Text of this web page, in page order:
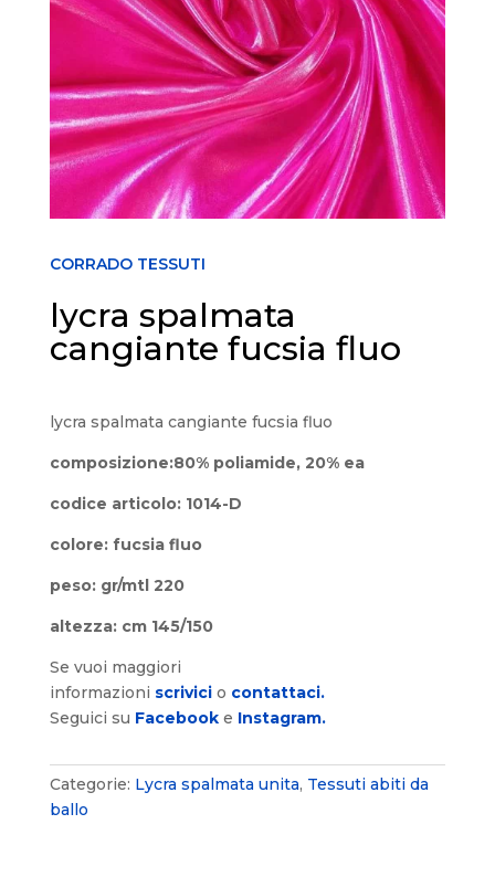
CORRADO TESSUTI
lycra spalmata
cangiante fucsia fluo
lycra spalmata cangiante fucsia fluo
composizione:80% poliamide, 20% ea
codice articolo: 1014-D
colore: fucsia fluo
peso: gr/mtl 220
altezza: cm 145/150
Se vuoi maggiori
informazioni scrivici o contattaci.
Seguici su Facebooke Instagram.
Categorie: Lycra spalmata unita, Tessuti abiti da
ballo